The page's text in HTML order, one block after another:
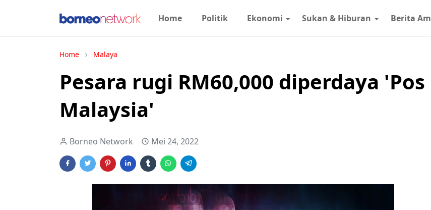
Home Politik Ekonomi Sukan & Hiburan Berita Am
Home Malaya
Pesara rugi RM60,000 diperdaya 'Pos
Malaysia'
Borneo Network Mei 24, 2022